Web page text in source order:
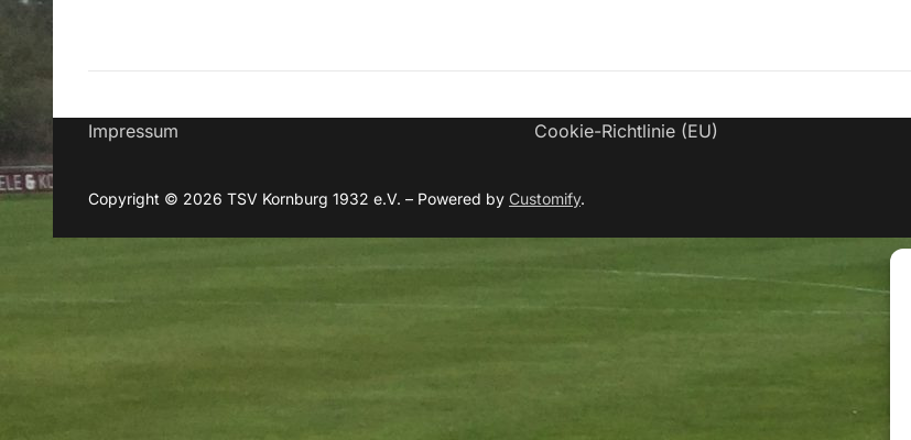
Impressum Cookie-Richtlinie (EU)
Copyright © 2026 TSV Kornburg 1932 e.V. – Powered by Customify.